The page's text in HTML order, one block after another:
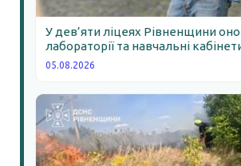
У дев’яти ліцеях Рівненщини
лабораторії та навчальні
05.08.2026